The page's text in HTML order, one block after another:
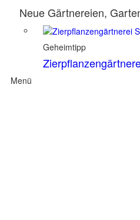
Neue Gärtnereien,
Geheimtipp
Menü